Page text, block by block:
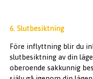
6. Slutbesiktning
Före inflyttning blir du
slutbesiktning av din
oberoende sakkunnig